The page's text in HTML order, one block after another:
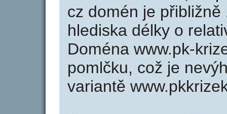
cz domén je
hlediska délky o
Doména www.pk-
pomlčku, což je
variantě